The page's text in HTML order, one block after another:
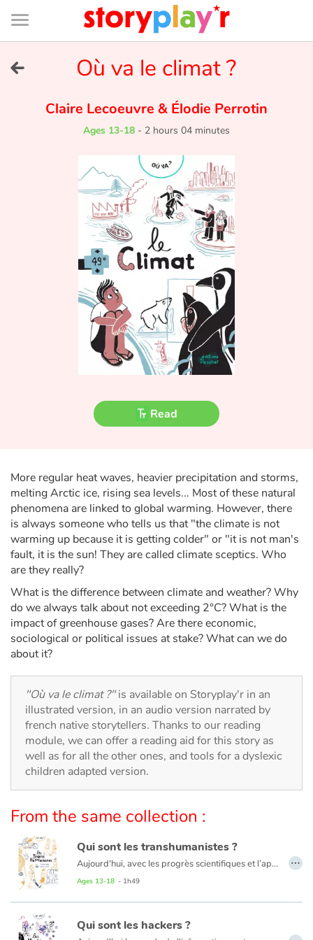
Connexion
Bibliothèque
de
page
Tales and classics in french
Fable, myth, literature and poetry
Princesses and princes, kings, queens and dragons
Heroines and Heroes
The animals
Travel, epic, investigation, adventure
Around the world
Learning
Arts, space, activities
With the family
Daily life and hobbies
At school
Love and friendship
Social issues
Emotions and feelings
Où va le climat ?
Claire Lecoeuvre & Élodie Perrotin
Ages 13-18 - 2 hours 04 minutes
Read
More regular heat waves, heavier precipitation and storms,
melting Arctic ice, rising sea levels... Most of these natural
phenomena are linked to global warming. However, there
is always someone who tells us that "the climate is not
warming up because it is getting colder" or "it is not man's
fault, it is the sun! They are called climate sceptics. Who
are they really?
What is the difference between climate and weather? Why
do we always talk about not exceeding 2°C? What is the
impact of greenhouse gases? Are there economic,
sociological or political issues at stake? What can we do
about it?
"Où va le climat ?"is available on Storyplay'r in an
illustrated version, in an audio version narrated by
french native storytellers. Thanks to our reading
module, we can offer a reading aid for this story as
well as for all the other ones, and tools for a dyslexic
children adapted version.
From the same collection :
Qui sont les transhumanistes ?
Aujourd'hui, avec les progrès scientifiques et l’apparition des nouvelles technologies, la médecine prend parfois des allures de science-fiction. En combinant découvertes médicales et innovations de haute technologie, certains rêvent de transformer l'être humain par la science, d'améliorer la condition humaine, de vivre plus longtemps en bonne santé…
Ages 13-18 - 1h49
…
Qui sont les hackers ?